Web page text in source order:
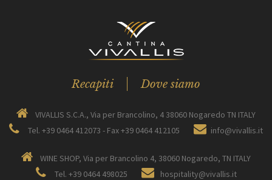
Recapiti Dove siamo
VIVALLIS S.C.A., Via per Brancolino, 4 38060 Nogaredo TN ITALY
Tel. +39 0464 412073 - Fax +39 0464 412105
info@vivallis.it
WINE SHOP, Via per Brancolino 4, 38060 Nogaredo, TN ITALY
Tel. +39 0464 498025
hospitality@vivallis.it